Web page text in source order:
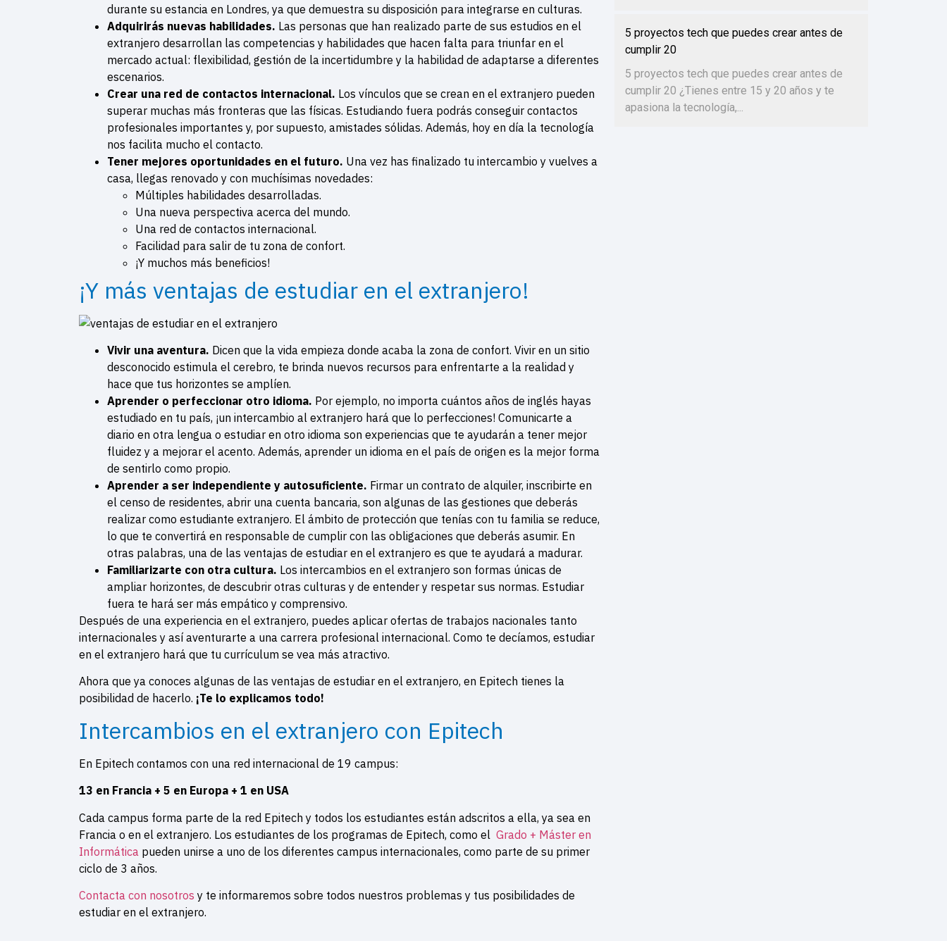
durante su estancia en Londres, ya que demuestra su disposición para integrarse en culturas.
Adquirirás nuevas habilidades. Las personas que han realizado parte de sus estudios en el
extranjero desarrollan las competencias y habilidades que hacen falta para triunfar en el
mercado actual: flexibilidad, gestión de la incertidumbre y la habilidad de adaptarse a diferentes
escenarios.
Crear una red de contactos internacional. Los vínculos que se crean en el extranjero pueden
superar muchas más fronteras que las físicas. Estudiando fuera podrás conseguir contactos
profesionales importantes y, por supuesto, amistades sólidas. Además, hoy en día la tecnología
nos facilita mucho el contacto.
Tener mejores oportunidades en el futuro. Una vez has finalizado tu intercambio y vuelves a
casa, llegas renovado y con muchísimas novedades:
Múltiples habilidades desarrolladas.
Una nueva perspectiva acerca del mundo.
Una red de contactos internacional.
Facilidad para salir de tu zona de confort.
¡Y muchos más beneficios!
¡Y más ventajas de estudiar en el extranjero!
Vivir una aventura. Dicen que la vida empieza donde acaba la zona de confort. Vivir en un sitio
desconocido estimula el cerebro, te brinda nuevos recursos para enfrentarte a la realidad y
hace que tus horizontes se amplíen.
Aprender o perfeccionar otro idioma. Por ejemplo, no importa cuántos años de inglés hayas
estudiado en tu país, ¡un intercambio al extranjero hará que lo perfecciones! Comunicarte a
diario en otra lengua o estudiar en otro idioma son experiencias que te ayudarán a tener mejor
fluidez y a mejorar el acento. Además, aprender un idioma en el país de origen es la mejor forma
de sentirlo como propio.
Aprender a ser independiente y autosuficiente. Firmar un contrato de alquiler, inscribirte en
el censo de residentes, abrir una cuenta bancaria, son algunas de las gestiones que deberás
realizar como estudiante extranjero. El ámbito de protección que tenías con tu familia se reduce,
lo que te convertirá en responsable de cumplir con las obligaciones que deberás asumir. En
otras palabras, una de las ventajas de estudiar en el extranjero es que te ayudará a madurar.
Familiarizarte con otra cultura. Los intercambios en el extranjero son formas únicas de
ampliar horizontes, de descubrir otras culturas y de entender y respetar sus normas. Estudiar
fuera te hará ser más empático y comprensivo.
Después de una experiencia en el extranjero, puedes aplicar ofertas de trabajos nacionales tanto
internacionales y así aventurarte a una carrera profesional internacional. Como te decíamos, estudiar
en el extranjero hará que tu currículum se vea más atractivo.
Ahora que ya conoces algunas de las ventajas de estudiar en el extranjero, en Epitech tienes la
posibilidad de hacerlo. ¡Te lo explicamos todo!
Intercambios en el extranjero con Epitech
En Epitech contamos con una red internacional de 19 campus:
13 en Francia + 5 en Europa + 1 en USA
Cada campus forma parte de la red Epitech y todos los estudiantes están adscritos a ella, ya sea en
Francia o en el extranjero. Los estudiantes de los programas de Epitech, como el Grado + Máster en
Informática pueden unirse a uno de los diferentes campus internacionales, como parte de su primer
ciclo de 3 años.
Contacta con nosotros y te informaremos sobre todos nuestros problemas y tus posibilidades de
estudiar en el extranjero.
5 proyectos tech que puedes crear antes de
cumplir 20
5 proyectos tech que puedes crear antes de
cumplir 20 ¿Tienes entre 15 y 20 años y te
apasiona la tecnología,...